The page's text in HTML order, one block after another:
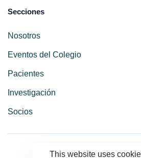
Secciones
Nosotros
Eventos del Colegio
Pacientes
Investigación
Socios
This website uses